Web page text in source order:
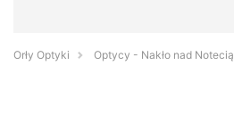
Orły Optyki Optycy - Nakło nad Notecią